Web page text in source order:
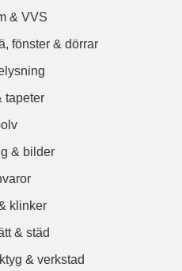
& VVS
fönster & dörrar
tapeter
& bilder
klinker
& städ
& verkstad